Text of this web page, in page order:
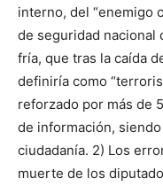
interno, del “enemigo
de seguridad nacional
fría, que tras la caída
definiría como
reforzado por más de
de información,
ciudadanía. 2) Los
muerte de los